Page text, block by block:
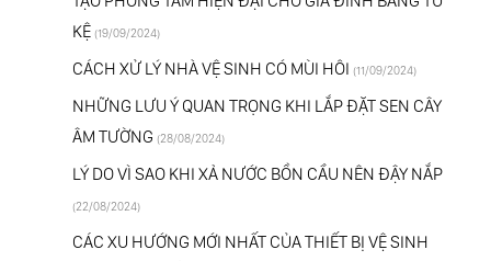
KỆ (19/09/2024)
CÁCH XỬ LÝ NHÀ VỆ SINH CÓ MÙI HÔI (11/09/2024)
NHỮNG LƯU Ý QUAN TRỌNG KHI LẮP ĐẶT SEN CÂY
ÂM TƯỜNG (28/08/2024)
LÝ DO VÌ SAO KHI XẢ NƯỚC BỒN CẦU NÊN ĐẬY NẮP
(22/08/2024)
CÁC XU HƯỚNG MỚI NHẤT CỦA THIẾT BỊ VỆ SINH